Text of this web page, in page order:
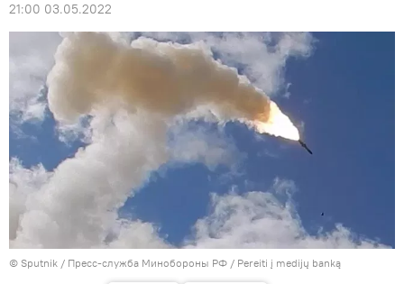
21:00 03.05.2022
© Sputnik / Пресс-служба Минобороны РФ / Pereiti į medijų banką